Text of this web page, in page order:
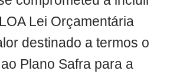
Lei Orçamentária
destinado a termos o
Plano Safra para a